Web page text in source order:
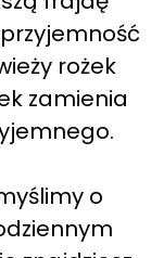
rożek
zamienia
o